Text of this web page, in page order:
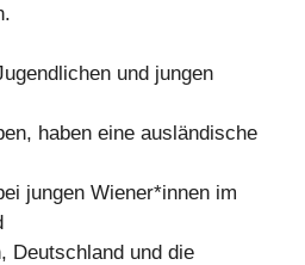
und jungen
haben eine ausländische
jungen Wiener*innen im
Deutschland und die